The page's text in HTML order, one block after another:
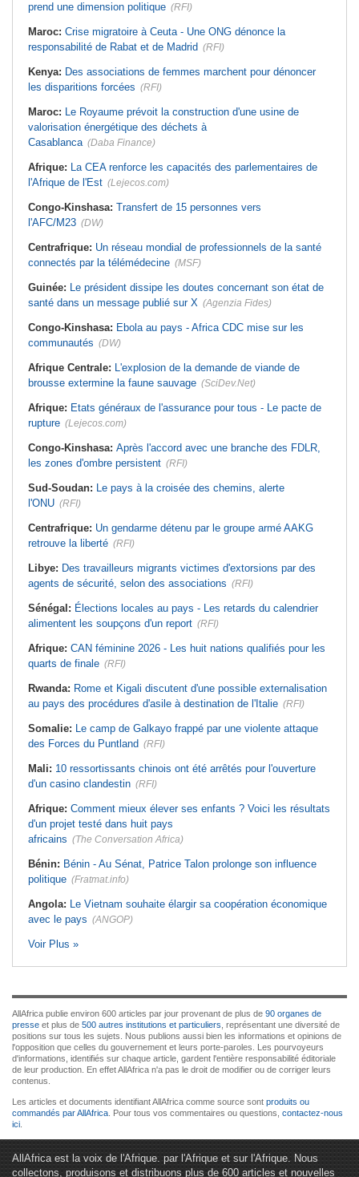
prend une dimension politique (RFI)
Maroc: Crise migratoire à Ceuta - Une ONG dénonce la
responsabilité de Rabat et de Madrid (RFI)
Kenya: Des associations de femmes marchent pour dénoncer
les disparitions forcées (RFI)
Maroc: Le Royaume prévoit la construction d'une usine de
valorisation énergétique des déchets à
Casablanca (Daba Finance)
Afrique: La CEA renforce les capacités des parlementaires de
l'Afrique de l'Est (Lejecos.com)
Congo-Kinshasa: Transfert de 15 personnes vers
l'AFC/M23 (DW)
Centrafrique: Un réseau mondial de professionnels de la santé
connectés par la télémédecine (MSF)
Guinée: Le président dissipe les doutes concernant son état de
santé dans un message publié sur X (Agenzia Fides)
Congo-Kinshasa: Ebola au pays - Africa CDC mise sur les
communautés (DW)
Afrique Centrale: L'explosion de la demande de viande de
brousse extermine la faune sauvage (SciDev.Net)
Afrique: Etats généraux de l'assurance pour tous - Le pacte de
rupture (Lejecos.com)
Congo-Kinshasa: Après l'accord avec une branche des FDLR,
les zones d'ombre persistent (RFI)
Sud-Soudan: Le pays à la croisée des chemins, alerte
l'ONU (RFI)
Centrafrique: Un gendarme détenu par le groupe armé AAKG
retrouve la liberté (RFI)
Libye: Des travailleurs migrants victimes d'extorsions par des
agents de sécurité, selon des associations (RFI)
Sénégal: Élections locales au pays - Les retards du calendrier
alimentent les soupçons d'un report (RFI)
Afrique: CAN féminine 2026 - Les huit nations qualifiés pour les
quarts de finale (RFI)
Rwanda: Rome et Kigali discutent d'une possible externalisation
au pays des procédures d'asile à destination de l'Italie (RFI)
Somalie: Le camp de Galkayo frappé par une violente attaque
des Forces du Puntland (RFI)
Mali: 10 ressortissants chinois ont été arrêtés pour l'ouverture
d'un casino clandestin (RFI)
Afrique: Comment mieux élever ses enfants ? Voici les résultats
d'un projet testé dans huit pays
africains (The Conversation Africa)
Bénin: Bénin - Au Sénat, Patrice Talon prolonge son influence
politique (Fratmat.info)
Angola: Le Vietnam souhaite élargir sa coopération économique
avec le pays (ANGOP)
Voir Plus »
AllAfrica publie environ 600 articles par jour provenant de plus de 90 organes de
presse et plus de 500 autres institutions et particuliers , représentant une diversité de
positions sur tous les sujets. Nous publions aussi bien les informations et opinions de
l'opposition que celles du gouvernement et leurs porte-paroles. Les pourvoyeurs
d'informations, identifiés sur chaque article, gardent l'entière responsabilité éditoriale
de leur production. En effet AllAfrica n'a pas le droit de modifier ou de corriger leurs
contenus.
Les articles et documents identifiant AllAfrica comme source sont produits ou
commandés par AllAfrica . Pour tous vos commentaires ou questions, contactez-nous
ici
AllAfrica est la voix de l'Afrique. par l'Afrique et sur l'Afrique. Nous
collectons, produisons et distribuons plus de 600 articles et nouvelles